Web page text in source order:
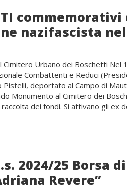
commemorativi
nazifascista
Cimitero Urbano dei Boschetti Nel
Combattenti e Reduci
deportato al Campo di
Monumento al Cimitero dei
dei fondi. Si attivano gli ex
2024/25 Borsa
Revere”